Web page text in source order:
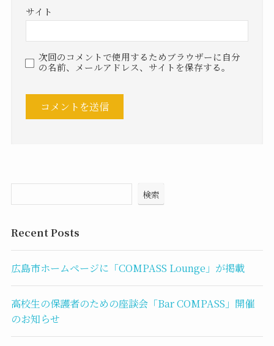
サイト
次回のコメントで使用するためブラウザーに自分
の名前、メールアドレス、サイトを保存する。
検索
Recent Posts
広島市ホームページに「COMPASS Lounge」が掲載
高校生の保護者のための座談会「Bar COMPASS」開催
のお知らせ